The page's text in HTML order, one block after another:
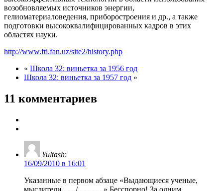
возобновляемых источников энергии,
гелиоматериаловедения, приборостроения и др., а также
подготовки высококвалифицированных кадров в этих
областях науки.
http://www.fti.fan.uz/site2/history.php
« Школа 32: виньетка за 1956 год
Школа 32: виньетка за 1957 год »
11 комментариев
Yultash:
16/09/2010 в 16:01
Указанные в первом абзаце «Выдающиеся ученые,
мыслители…., /……….» Бесспорно! За одним